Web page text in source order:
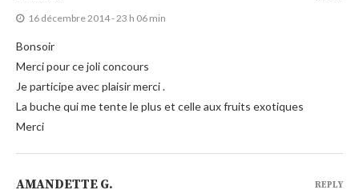
16 décembre 2014 - 23 h 06 min
Bonsoir
Merci pour ce joli concours
Je participe avec plaisir merci .
La buche qui me tente le plus et celle aux fruits exotiques
Merci
AMANDETTE G. REPLY